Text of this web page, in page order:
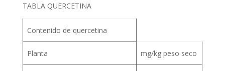
TABLA QUERCETINA
Contenido de quercetina
Planta mg/kg peso seco